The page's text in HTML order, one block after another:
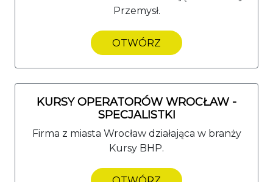
Przemysł.
OTWÓRZ
KURSY OPERATORÓW WROCŁAW -
SPECJALISTKI
Firma z miasta Wrocław działająca w branży
Kursy BHP.